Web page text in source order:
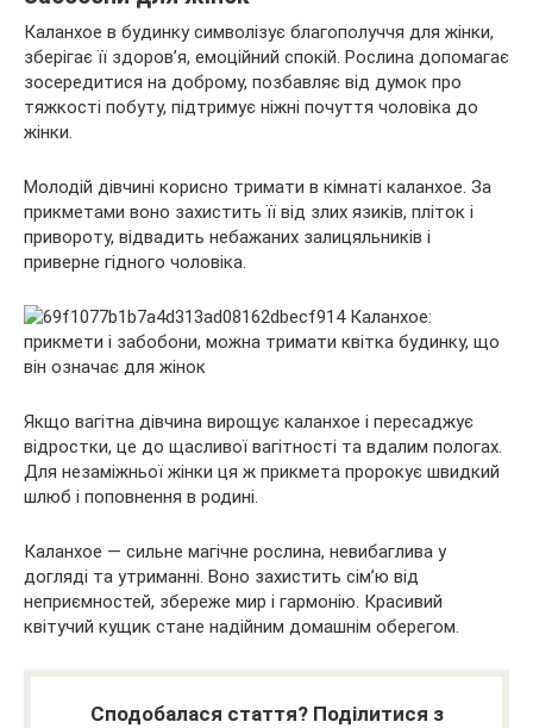
Каланхое в будинку символізує благополуччя для жінки,
зберігає її здоров’я, емоційний спокій. Рослина допомагає
зосередитися на доброму, позбавляє від думок про
тяжкості побуту, підтримує ніжні почуття чоловіка до
жінки.
Молодій дівчині корисно тримати в кімнаті каланхое. За
прикметами воно захистить її від злих язиків, пліток і
привороту, відвадить небажаних залицяльників і
приверне гідного чоловіка.
Якщо вагітна дівчина вирощує каланхое і пересаджує
відростки, це до щасливої вагітності та вдалим пологах.
Для незаміжньої жінки ця ж прикмета пророкує швидкий
шлюб і поповнення в родині.
Каланхое — сильне магічне рослина, невибаглива у
догляді та утриманні. Воно захистить сім’ю від
неприємностей, збереже мир і гармонію. Красивий
квітучий кущик стане надійним домашнім оберегом.
Сподобалася стаття? Поділитися з